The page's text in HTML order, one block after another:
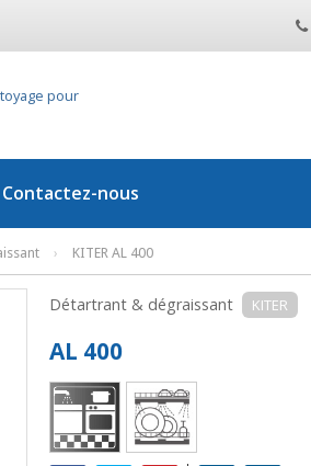
pour
Contactez-nous
› KITER AL 400
Détartrant & dégraissant KITER
AL 400